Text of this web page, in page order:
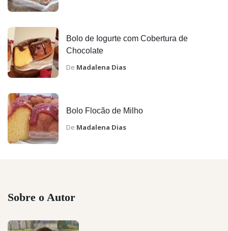
Bolo de Iogurte com Cobertura de
Chocolate
De Madalena Dias
Bolo Flocão de Milho
De Madalena Dias
Sobre o Autor